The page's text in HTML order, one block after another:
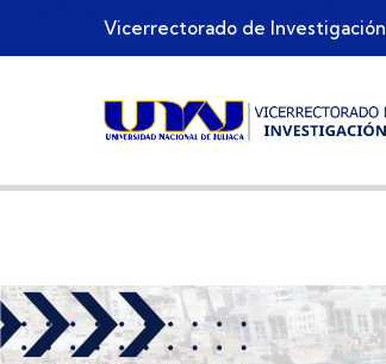
Skip to main content
Vicerrectorado de Investigación